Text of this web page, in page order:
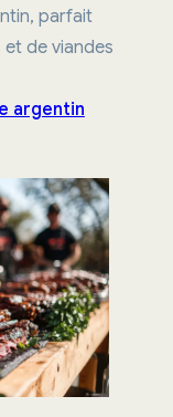
parfait
de viandes
argentin